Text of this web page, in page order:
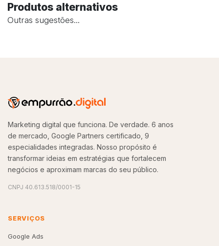
Produtos alternativos
Outras sugestões...
Marketing digital que funciona. De verdade. 6 anos
de mercado, Google Partners certificado, 9
especialidades integradas. Nosso propósito é
transformar ideias em estratégias que fortalecem
negócios e aproximam marcas do seu público.
CNPJ 40.613.518/0001-15
SERVIÇOS
Google Ads